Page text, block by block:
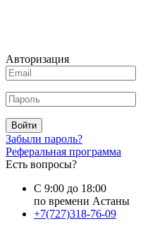
Авторизация
Войти
Забыли пароль?
Реферальная программа
Есть вопросы?
С 9:00 до 18:00
по времени Астаны
+7(727)318-76-09